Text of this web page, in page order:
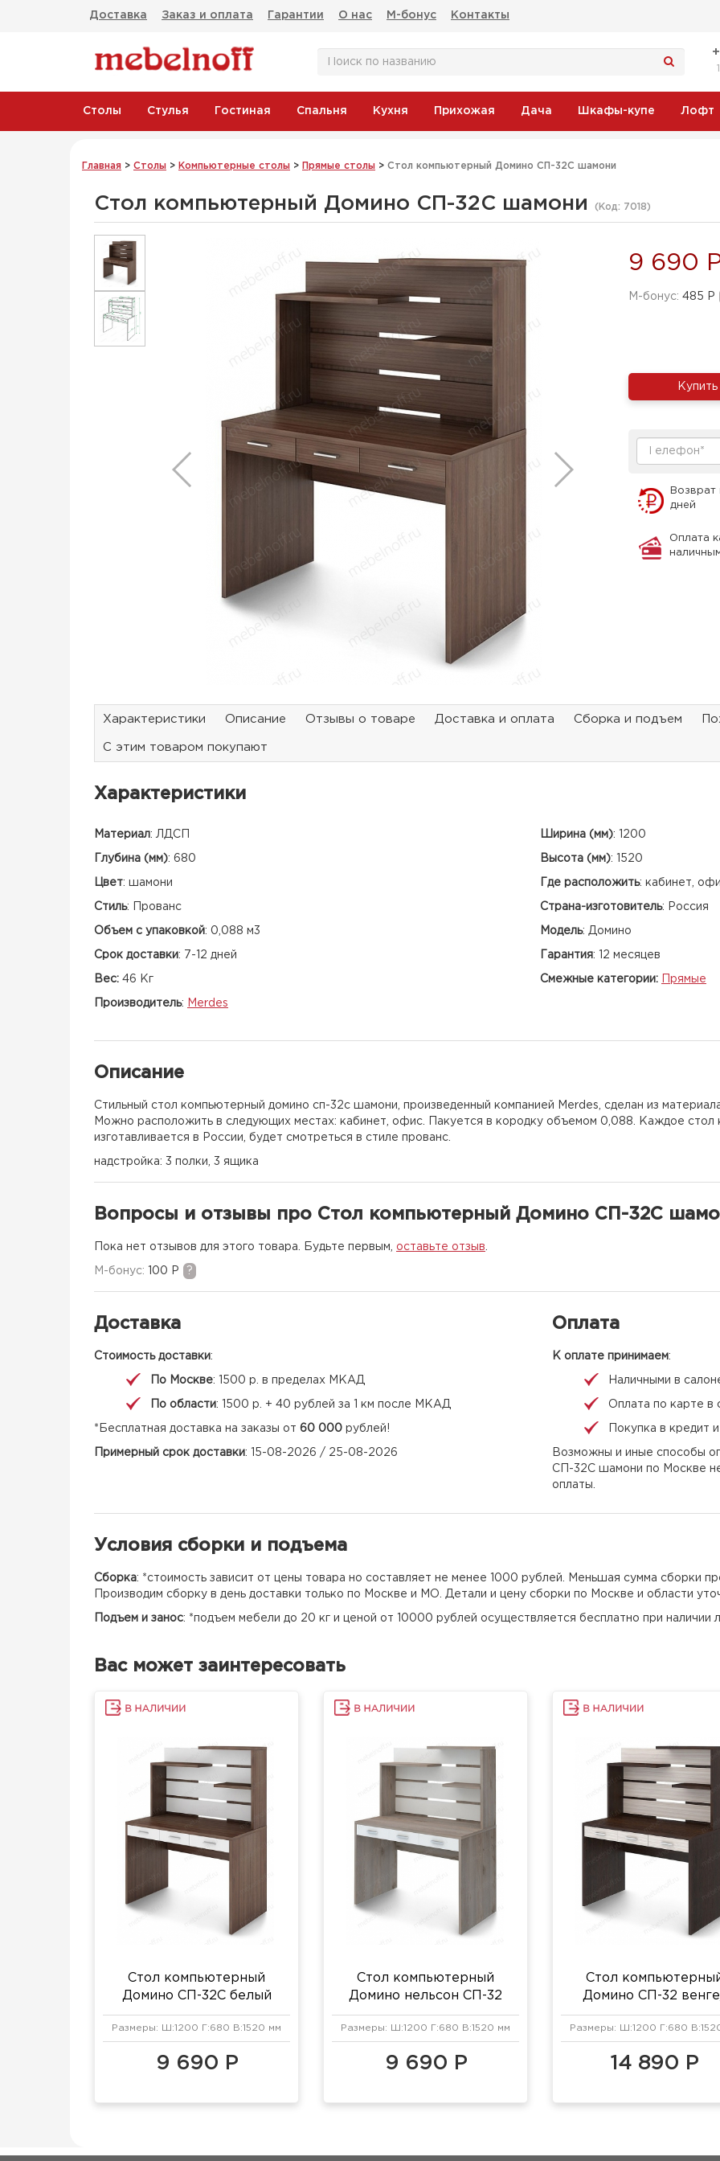
Доставка Заказ и оплата Гарантии О нас М-бонус Контакты
Столы Стулья Гостиная Спальня Кухня Прихожая Дача Шкафы-купе Лофт
Главная > Столы > Компьютерные столы > Прямые столы > Стол компьютерный Домино СП-32С шамони
Стол компьютерный Домино СП-32С шамони (Код: 7018)
9 690
M-бонус: 485 Р
Купить
Возврат
дней
Оплата
Характеристики Описание Отзывы о товаре Доставка и оплата Сборка и подъем
С этим товаром покупают
Характеристики
Материал: ЛДСП Ширина (мм): 1200
Глубина (мм): 680 Высота (мм): 1520
Цвет: шамони Где расположить: кабинет,
Стиль: Прованс Страна-изготовитель: Россия
Объем с упаковкой: 0,088 м3 Модель: Домино
Срок доставки: 7-12 дней Гарантия: 12 месяцев
Вес: 46 Кг Смежные категории: Прямые
Производитель: Merdes
Описание
Стильный стол компьютерный домино сп-32с шамони, произведенный компанией Merdes, сделан из
Можно расположить в следующих местах: кабинет, офис. Пакуется в кородку объемом 0,088. Каждое
изготавливается в России, будет смотреться в стиле прованс.
надстройка: 3 полки, 3 ящика
Вопросы и отзывы про Стол компьютерный Домино СП-32С
Пока нет отзывов для этого товара. Будьте первым, оставьте отзыв
M-бонус: 100 Р ?
Доставка
Стоимость доставки:
По Москве: 1500 р. в пределах МКАД
По области: 1500 р. + 40 рублей за 1 км после МКАД
*Бесплатная доставка на заказы от 60 000 рублей!
Примерный срок доставки: 15-08-2026 / 25-08-2026
Оплата
К оплате принимаем:
Наличными в
Оплата по карте в
Покупка в кредит
Возможны и иные способы
СП-32С шамони по Москве
оплаты.
Условия сборки и подъема
Сборка: *стоимость зависит от цены товара но составляет не менее 1000 рублей. Меньшая сумма сборки
Производим сборку в день доставки только по Москве и МО. Детали и цену сборки по Москве и области
Подъем и занос: *подъем мебели до 20 кг и ценой от 10000 рублей осуществляется бесплатно при наличии
Вас может заинтересовать
Стол компьютерный
Домино СП-32С белый
жемчуг/шамони
Размеры: Ш:1200 Г:680 В:1520 мм
9 690 Р
Стол компьютерный
Домино нельсон СП-32
белый жемчуг/нельсон
Размеры: Ш:1200 Г:680 В:1520 мм
9 690 Р
Стол
Домино СП-32
карамель
Размеры: Ш:1200 Г:680
14 890 Р